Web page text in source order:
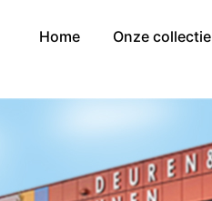
Home Onze collectie